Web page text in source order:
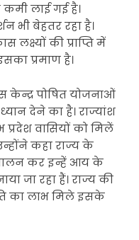
कमी लाई गई है।
भी बेहतर रहा है।
लक्ष्यों की प्राप्ति में
प्रमाण है।
केन्द्र पोषित योजनाओं
देने का है। राज्यांश
वासियों को मिलें
कहा राज्य के
कर इन्हें आय के
जा रहा हैं। राज्य की
का लाभ मिले इसके